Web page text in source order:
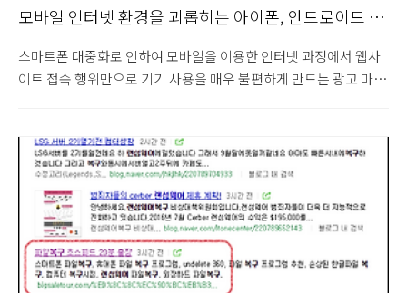
모바일 인터넷 환경을 괴롭히는 아이폰, 안드로이드 바
스마트폰 대중화로 인하여 모바일을 이용한 인터넷 과정에서 웹사
이트 접속 행위만으로 기기 사용을 매우 불편하게 만드는 광고 마케
로 보입니다. 우선 울지않는벌새 블로그로 유입되는 검색 키워드 순
위를 살펴보면 상당 기간 아이폰 바이러스, 안드로이드 바이러스와
관련된 광고에 대해 검색이 이루어지고 있는 것을 알 수 있습니다.
android-tester.com 메시지를 이용한 허위 보안 경고 주의
(2014.2.26) 모바일을 이용한 블로그 접속시 "webnaverblog.kr"
메시지 창 생성 주의 (2014.7.19) 안드로이드(Android) 바이러스 경
고창을 이용한 어플 설치 주..